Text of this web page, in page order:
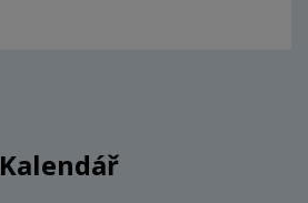
Kalendář